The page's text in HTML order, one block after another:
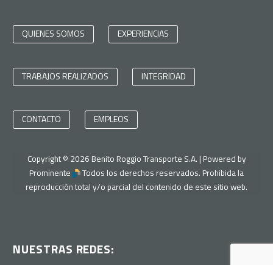
QUIENES SOMOS EXPERIENCIAS
TRABAJOS REALIZADOS INTEGRIDAD
CONTACTO EMPLEOS
Copyright © 2026 Benito Roggio Transporte S.A. | Powered by
Prominente
Todos los derechos reservados. Prohibida la
reproducción total y/o parcial del contenido de este sitio web.
NUESTRAS REDES: